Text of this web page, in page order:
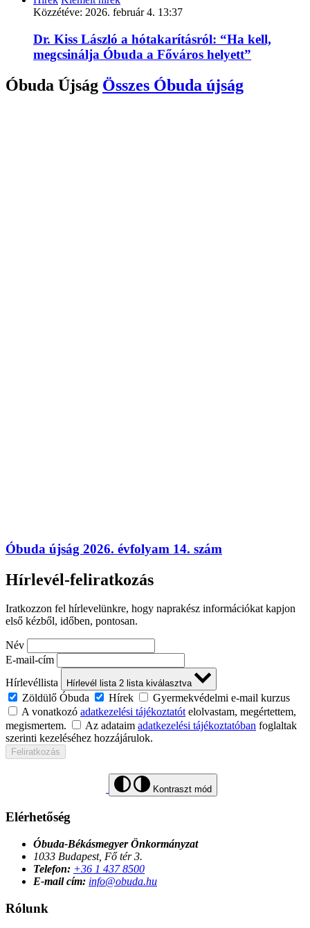
Közzétéve: 2026. február 4. 13:37
Dr. Kiss László a hótakarításról: “Ha kell,
megcsinálja Óbuda a Főváros helyett”
Óbuda Újság Összes Óbuda újság
Óbuda újság 2026. évfolyam 14. szám
Hírlevél-feliratkozás
Iratkozzon fel hírlevelünkre, hogy naprakész információkat kapjon
első kézből, időben, pontosan.
Név
E-mail-cím
Hírlevéllista
Hírlevél lista 2 lista kiválasztva
Zöldülő Óbuda Hírek
Gyermekvédelmi e-mail kurzus
A vonatkozó adatkezelési tájékoztatótelolvastam, megértettem,
megismertem.
Az adataim adatkezelési tájékoztatóban foglaltak
szerinti kezeléséhez hozzájárulok.
Feliratkozás
Kontraszt mód
Elérhetőség
Óbuda-Békásmegyer Önkormányzat
1033 Budapest, Fő tér 3.
Telefon: +36 1 437 8500
E-mail cím: info@obuda.hu
Rólunk